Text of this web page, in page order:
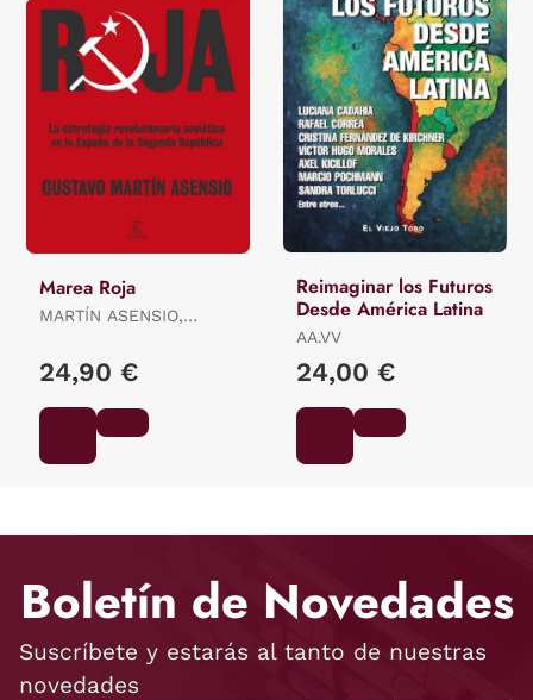
Marea Roja
MARTÍN ASENSIO,
24,90 €
Reimaginar los Futuros
Desde América Latina
AA.VV
24,00 €
Boletín de Novedades
Suscríbete y estarás al tanto de nuestras
novedades